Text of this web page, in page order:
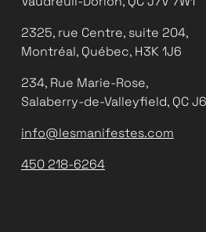
2325, rue Centre, suite 204,
Montréal, Québec, H3K 1J6
234, Rue Marie-Rose,
Salaberry-de-Valleyfield, QC
info@lesmanifestes.com
450 218-6264